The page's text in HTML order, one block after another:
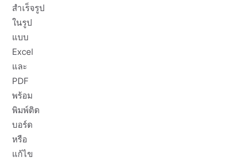
สำเร็จรูป
ในรูป
แบบ
Excel
และ
PDF
พร้อม
พิมพ์ติด
บอร์ด
หรือ
แก้ไข